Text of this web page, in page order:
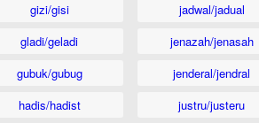
gizi/gisi
gladi/geladi
gubuk/gubug
hadis/hadist
jadwal/jadual
jenazah/jenasah
jenderal/jendral
justru/justeru